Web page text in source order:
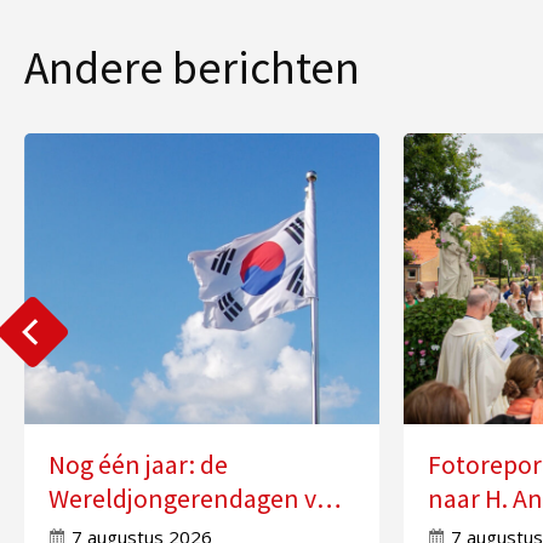
Andere berichten
Nog één jaar: de
Wereldjongerendagen van
2027 in Seoul
7 augustus 2026
naar H.
7